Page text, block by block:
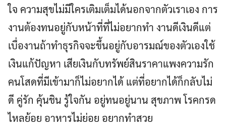
Search
ใจ ความสุขไม่มีใครเติมเต็มได้นอกจากตัวเราเอง การ
งานต้องทนอยู่กับหน้าที่ที่ไม่อยากทำ งานดีเงินดีแต่
เบื่องานถ้าทำธุรกิจจะขึ้นอยู่กับอารมณ์ของตัวเองใช้
เงินแก้ปัญหา เสียเงินกับทรัพย์สินราคาแพงความรัก
คนโสดที่มีเข้ามาก็ไม่อยากได้ แต่ที่อยากได้ก็กลับไม่
ดี คู่รัก คุ้นชิน รู้ใจกัน อยู่ทนอยู่นาน สุขภาพ โรคกรด
ไหลย้อย อาหารไม่ย่อย อยากทำสวย